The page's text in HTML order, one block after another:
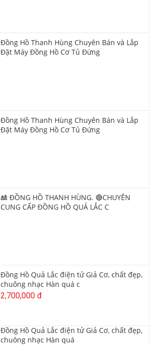
Đồng Hồ Thanh Hùng Chuyên Bán và Lắp
Đặt Máy Đồng Hồ Cơ Tủ Đứng
Đồng Hồ Thanh Hùng Chuyên Bán và Lắp
Đặt Máy Đồng Hồ Cơ Tủ Đứng
🎎 ĐỒNG HỒ THANH HÙNG. 🔴CHUYÊN
CUNG CẤP ĐỒNG HỒ QUẢ LẮC C
Đồng Hồ Quả Lắc điện tử Giả Cơ, chất đẹp,
chuông nhạc Hàn quá c
2,700,000 đ
Đồng Hồ Quả Lắc điện tử Giả Cơ, chất đẹp,
chuông nhạc Hàn quá